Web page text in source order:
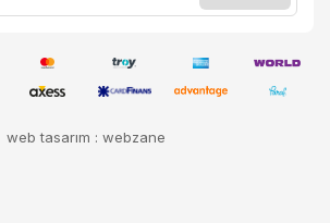
web tasarım : webzane